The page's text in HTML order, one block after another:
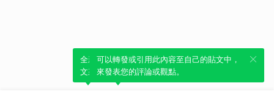
全新體驗！一鍵引用此內容，透過發布貼
文來輕鬆表達個人立場。
可以轉發或引用此內容至自己的貼文中，
來發表您的評論或觀點。